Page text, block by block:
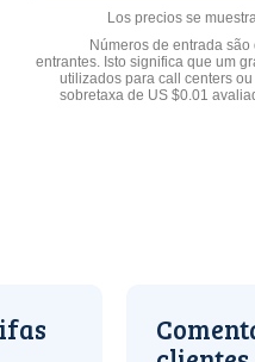
Los precios se
Números de entrada
entrantes. Isto significa que um
utilizados para call centers
sobretaxa de US $0.01